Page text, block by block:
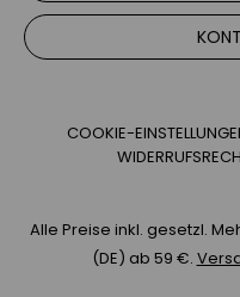
COOKIE-
Alle Preise inkl. gesetzl.
(DE) ab 59 €.